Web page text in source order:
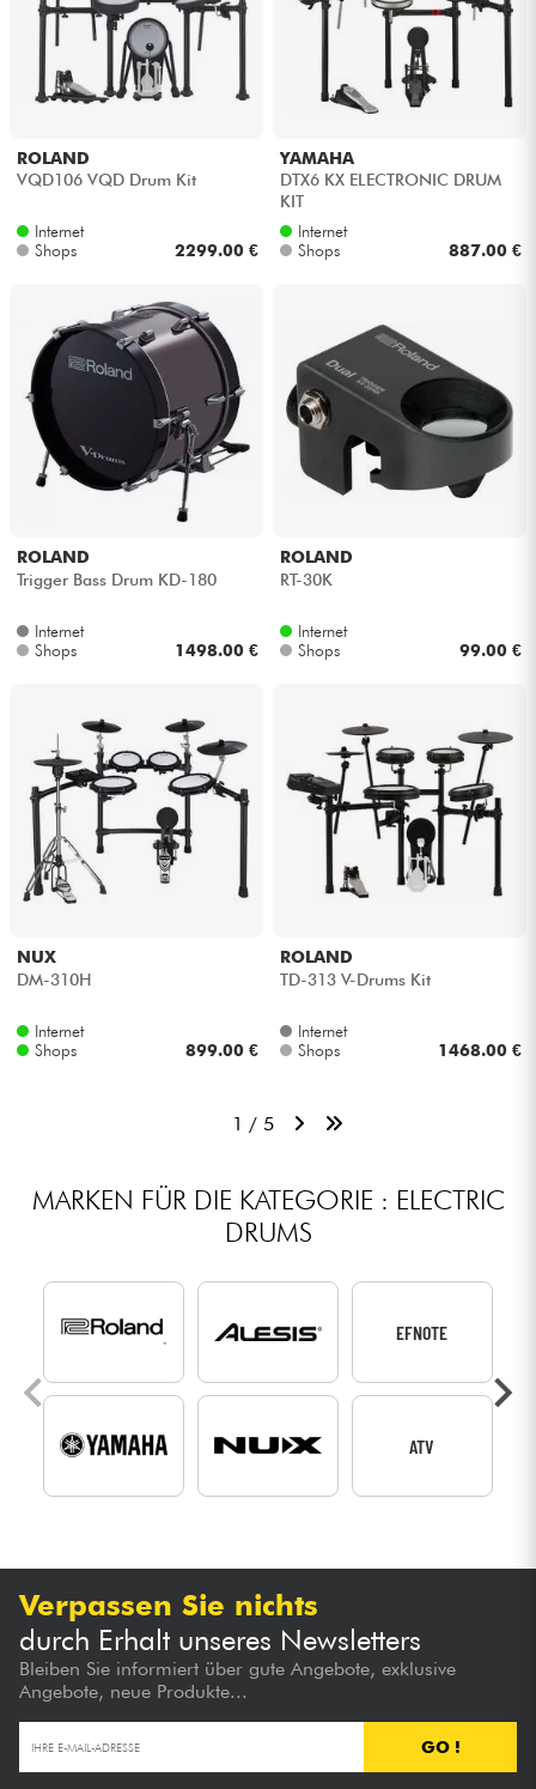
ROLAND
VQD106 VQD Drum Kit
Internet
Shops
2299.00 €
YAMAHA
DTX6 KX ELECTRONIC DRUM
KIT
Internet
Shops
887.00 €
ROLAND
Trigger Bass Drum KD-180
Internet
Shops
1498.00 €
ROLAND
RT-30K
Internet
Shops
99.00 €
NUX
DM-310H
Internet
Shops
899.00 €
ROLAND
TD-313 V-Drums Kit
Internet
Shops
1468.00 €
1 / 5
MARKEN FÜR DIE KATEGORIE : ELECTRIC
DRUMS
EFNOTE
ATV
Verpassen Sie nichts
durch Erhalt unseres Newsletters
Bleiben Sie informiert über gute Angebote, exklusive
Angebote, neue Produkte...
GO !